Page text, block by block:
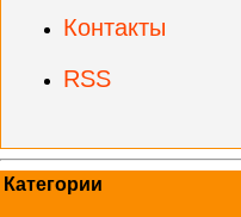
Контакты
RSS
Категории